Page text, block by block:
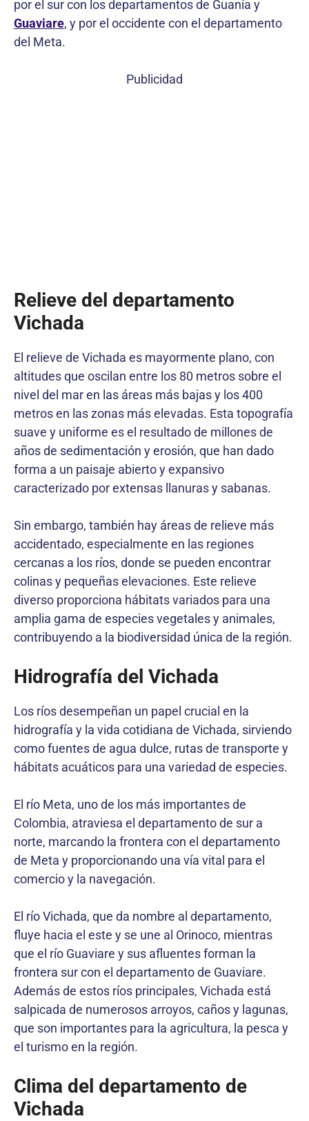
por el sur con los departamentos de Guanía y
Guaviare, y por el occidente con el departamento
del Meta.
Publicidad
Relieve del departamento
Vichada
El relieve de Vichada es mayormente plano, con
altitudes que oscilan entre los 80 metros sobre el
nivel del mar en las áreas más bajas y los 400
metros en las zonas más elevadas. Esta topografía
suave y uniforme es el resultado de millones de
años de sedimentación y erosión, que han dado
forma a un paisaje abierto y expansivo
caracterizado por extensas llanuras y sabanas.
Sin embargo, también hay áreas de relieve más
accidentado, especialmente en las regiones
cercanas a los ríos, donde se pueden encontrar
colinas y pequeñas elevaciones. Este relieve
diverso proporciona hábitats variados para una
amplia gama de especies vegetales y animales,
contribuyendo a la biodiversidad única de la región.
Hidrografía del Vichada
Los ríos desempeñan un papel crucial en la
hidrografía y la vida cotidiana de Vichada, sirviendo
como fuentes de agua dulce, rutas de transporte y
hábitats acuáticos para una variedad de especies.
El río Meta, uno de los más importantes de
Colombia, atraviesa el departamento de sur a
norte, marcando la frontera con el departamento
de Meta y proporcionando una vía vital para el
comercio y la navegación.
El río Vichada, que da nombre al departamento,
fluye hacia el este y se une al Orinoco, mientras
que el río Guaviare y sus afluentes forman la
frontera sur con el departamento de Guaviare.
Además de estos ríos principales, Vichada está
salpicada de numerosos arroyos, caños y lagunas,
que son importantes para la agricultura, la pesca y
el turismo en la región.
Clima del departamento de
Vichada